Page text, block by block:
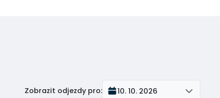
Zobrazit odjezdy pro: 10. 10. 2026